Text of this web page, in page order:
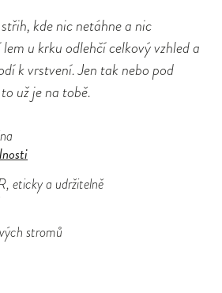
kde nic netáhne a nic
u krku odlehčí celkový vzhled a
k vrstvení. Jen tak nebo pod
už je na tobě.
eticky a udržitelně
stromů